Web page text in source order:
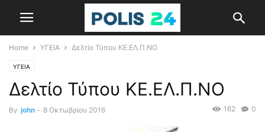
Home ΥΓΕΙΑ Δελτίο Τύπου ΚΕ.ΕΛ.Π.ΝΟ
ΥΓΕΙΑ
Δελτίο Τύπου ΚΕ.ΕΛ.Π.ΝΟ
By john - 8 Οκτωβρίου 2016 0
162